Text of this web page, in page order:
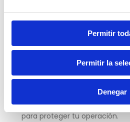
Permitir
Permitir la
Denegar
Electrónica
manipulables en Excel,
digital. La factura
incluir validaciones
digitales y trazabilidad
¿Dónde puedes encontrar un
Reconocer las formas más
controles internos y adoptar
tecnológicas seguras son
para proteger tu operación.